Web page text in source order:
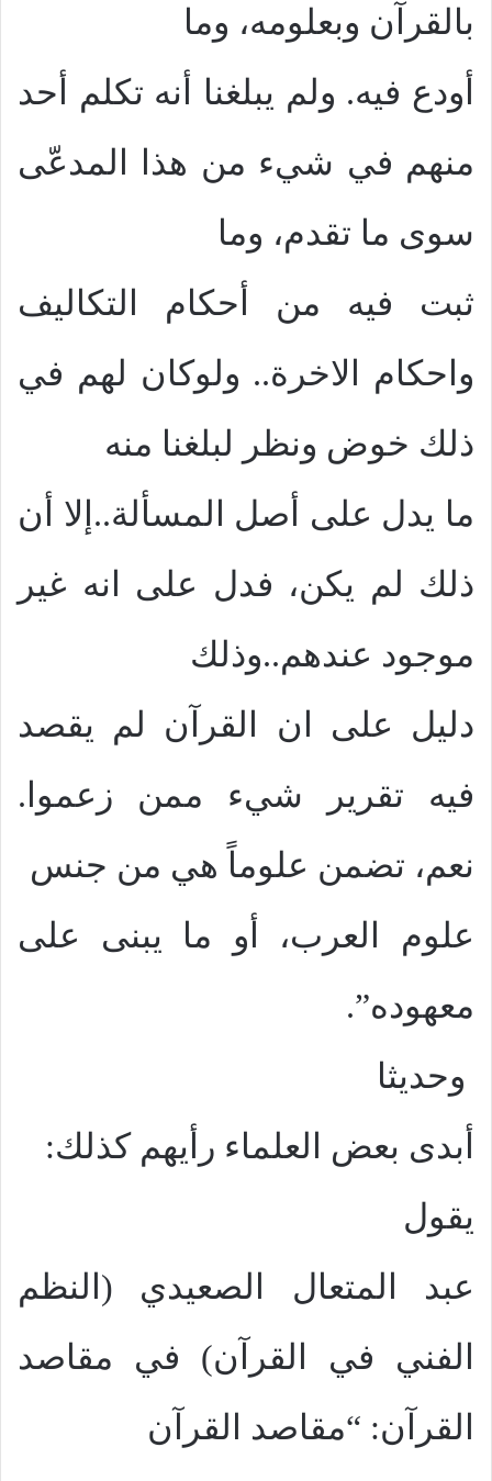
بالقرآن وبعلومه، وما
أودع فيه. ولم يبلغنا أنه تكلم أحد
منهم في شيء من هذا المدعّى
سوى ما تقدم، وما
ثبت فيه من أحكام التكاليف
واحكام الاخرة.. ولوكان لهم في
ذلك خوض ونظر لبلغنا منه
ما يدل على أصل المسألة..إلا أن
ذلك لم يكن، فدل على انه غير
موجود عندهم..وذلك
دليل على ان القرآن لم يقصد
فيه تقرير شيء ممن زعموا.
نعم، تضمن علوماً هي من جنس
علوم العرب، أو ما يبنى على
معهوده”.
وحديثا
أبدى بعض العلماء رأيهم كذلك:
يقول
عبد المتعال الصعيدي (النظم
الفني في القرآن) في مقاصد
القرآن: “مقاصد القرآن